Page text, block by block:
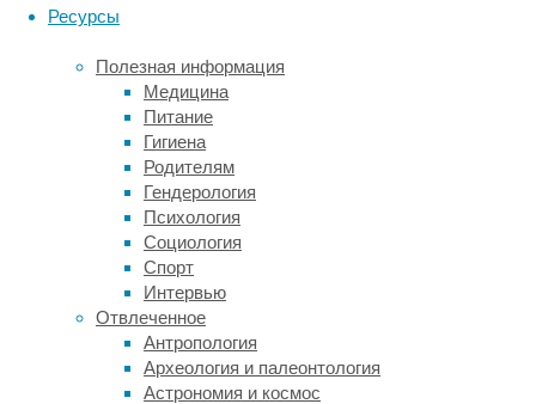
Ресурсы
Полезная информация
Медицина
Питание
Гигиена
Родителям
Гендерология
Психология
Социология
Спорт
Интервью
Отвлеченное
Антропология
Археология и палеонтология
Астрономия и космос
они
были.
Чтобы
изучить
этот
вопрос,
сотрудники
Рокфеллеровского
Корнелловского
университетов
пригласили
для
участия